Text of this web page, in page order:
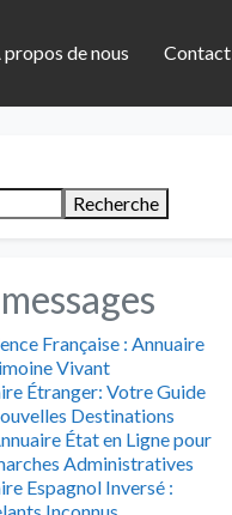
propos de nous Contact
Recherche
Française : Annuaire
Vivant
Étranger: Votre Guide
Destinations
État en Ligne pour
Administratives
Espagnol Inversé :